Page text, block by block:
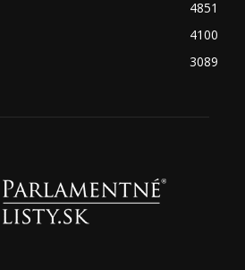
4851
4100
3089